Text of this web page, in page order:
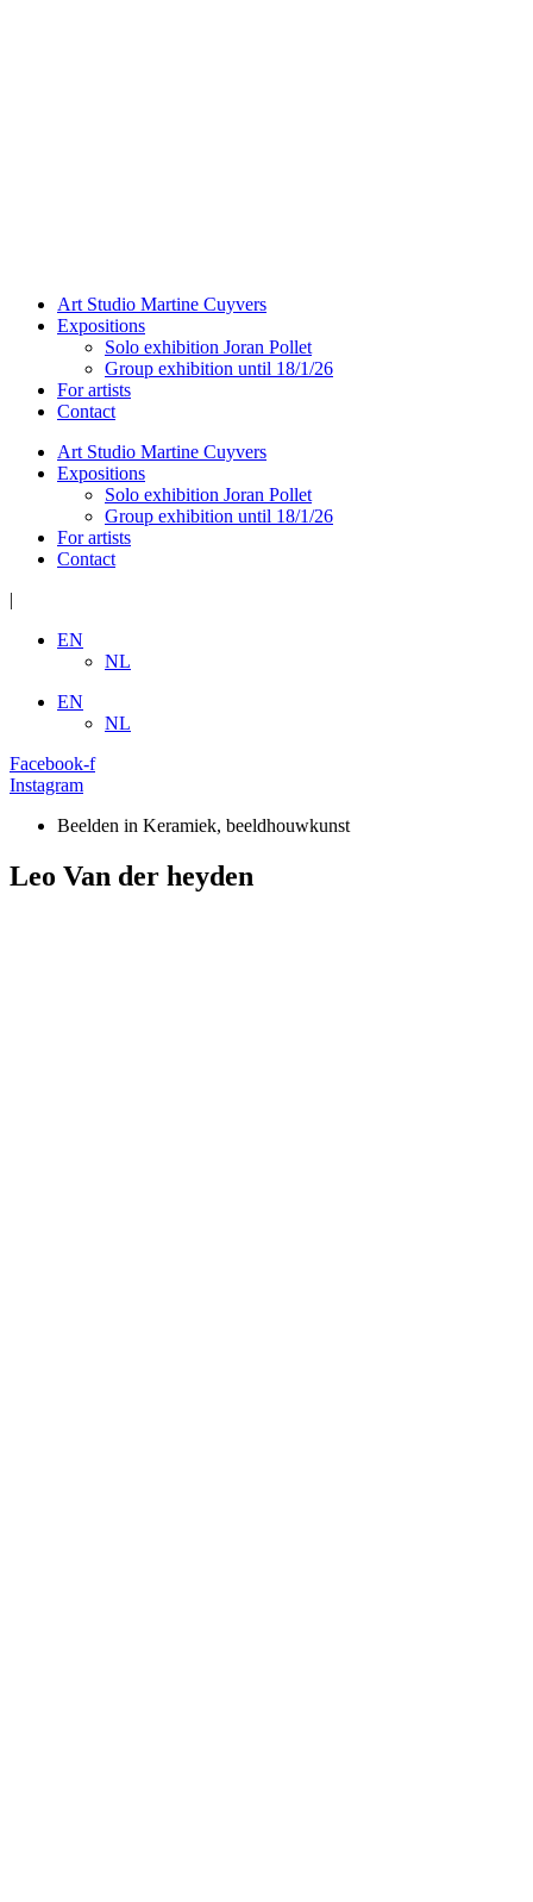
Art Studio Martine Cuyvers
Expositions
Solo exhibition Joran Pollet
Group exhibition until 18/1/26
For artists
Contact
Art Studio Martine Cuyvers
Expositions
Solo exhibition Joran Pollet
Group exhibition until 18/1/26
For artists
Contact
|
EN
NL
EN
NL
Facebook-f
Instagram
Beelden in Keramiek, beeldhouwkunst
Leo Van der heyden